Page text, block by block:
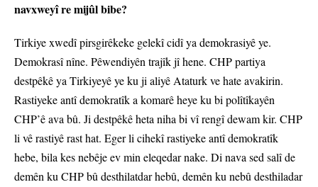
navxweyî re mijûl bibe?
Tirkiye xwedî pirsgirêkeke gelekî cidî ya demokrasiyê ye.
Demokrasî nîne. Pêwendiyên trajîk jî hene. CHP partiya
destpêkê ya Tirkiyeyê ye ku ji aliyê Ataturk ve hate avakirin.
Rastiyeke antî demokratîk a komarê heye ku bi polîtîkayên
CHP’ê ava bû. Ji destpêkê heta niha bi vî rengî dewam kir. CHP
li vê rastiyê rast hat. Eger li cihekî rastiyeke antî demokratîk
hebe, bila kes nebêje ev min eleqedar nake. Di nava sed salî de
demên ku CHP bû desthilatdar hebû, demên ku nebû desthiladar